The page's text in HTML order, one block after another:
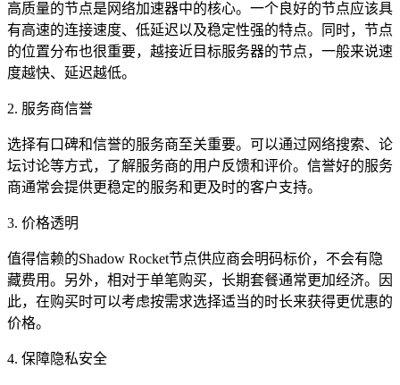
高质量的节点是网络加速器中的核心。一个良好的节点应该具
有高速的连接速度、低延迟以及稳定性强的特点。同时，节点
的位置分布也很重要，越接近目标服务器的节点，一般来说速
度越快、延迟越低。
2. 服务商信誉
选择有口碑和信誉的服务商至关重要。可以通过网络搜索、论
坛讨论等方式，了解服务商的用户反馈和评价。信誉好的服务
商通常会提供更稳定的服务和更及时的客户支持。
3. 价格透明
值得信赖的Shadow Rocket节点供应商会明码标价，不会有隐
藏费用。另外，相对于单笔购买，长期套餐通常更加经济。因
此，在购买时可以考虑按需求选择适当的时长来获得更优惠的
价格。
4. 保障隐私安全